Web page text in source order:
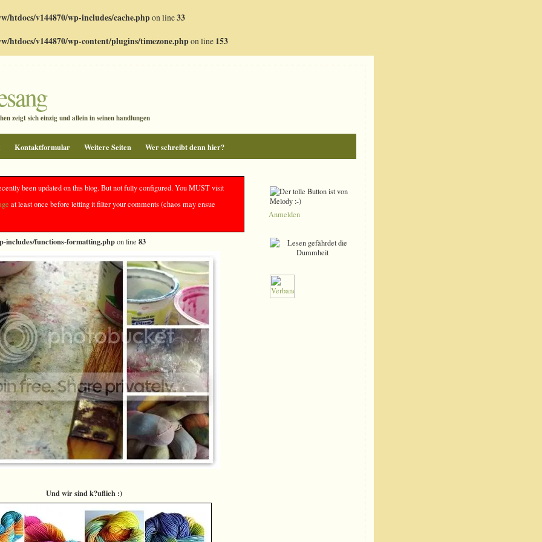
htdocs/v144870/wp-includes/cache.phpon line33
htdocs/v144870/wp-content/plugins/timezone.phpon line 153
zeigt sich einzig und allein in seinen handlungen
Kontaktformular Weitere Seiten Wer schreibt denn hier?
includes/functions-formatting.phpon line 83
Und wir sind k?uflich :)
been updated on this blog. But not fully configured. You MUST visit
at least once before letting it filter your comments (chaos may ensue
Anmelden